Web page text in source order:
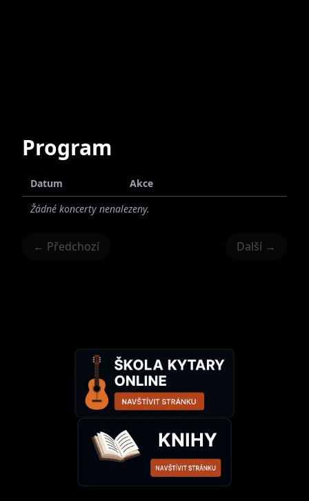
Program
Datum
Akce
Žádné koncerty nenalezeny.
← Předchozí Další →